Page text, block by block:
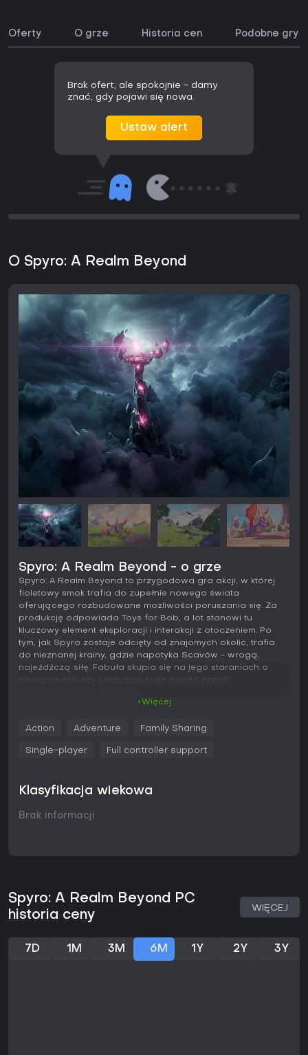
Oferty O grze Historia cen Podobne gry
Brak ofert, ale spokojnie - damy
znać, gdy pojawi się nowa.
Ustaw alert
O Spyro: A Realm Beyond
Spyro: A Realm Beyond - o grze
Spyro: A Realm Beyond to przygodowa gra akcji, w której
fioletowy smok trafia do zupełnie nowego świata
oferującego rozbudowane możliwości poruszania się. Za
produkcję odpowiada Toys for Bob, a lot stanowi tu
kluczowy element eksploracji i interakcji z otoczeniem. Po
tym, jak Spyro zostaje odcięty od znajomych okolic, trafia
do nieznanej krainy, gdzie napotyka Scavów - wrogą,
najeźdźczą siłę. Fabuła skupia się na jego staraniach o
zawarcie sojuszy i ochronie tego świata przed
Podstawę mechanik stanowi płynne przechodzenie między
ruchem naziemnym a lotem. Gracz kieruje Spyro, który
zwykłego szybowania, tutaj można aktywnie sterować
trajektorią, a powodzenie zależy od wyczucia czasu i
nabrać prędkości do dalszego lotu ślizgowego, a ogień z
wysokość i kierunek podczas dłuższych sekwencji w
Eksploracja polega na łączeniu tych elementów w płynną
całość. Gracz może przelatywać między koronami drzew,
zrywać się z wysokich punktów i wykonywać ciasne skręty,
zintegrowany z barwnym otoczeniem, dzięki czemu Spyro
+Więcej
Action Adventure Family Sharing
Single-player Full controller support
Klasyfikacja wiekowa
Brak informacji
Spyro: A Realm Beyond PC
historia ceny
WIĘCEJ
7D 1M 3M 6M 1Y 2Y 3Y